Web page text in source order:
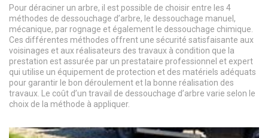
Pour déraciner un arbre, il est possible de choisir entre les 4
méthodes de dessouchage d’arbre, le dessouchage manuel,
mécanique, par rognage et également le dessouchage chimique.
Ces différentes méthodes offrent une sécurité satisfaisante aux
voisinages et aux réalisateurs des travaux à condition que la
prestation est assurée par un prestataire professionnel et expert
qui utilise un équipement de protection et des matériels adéquats
pour garantir le bon déroulement et la bonne réalisation des
travaux. Le coût d’un travail de dessouchage d’arbre varie selon le
choix de la méthode à appliquer.